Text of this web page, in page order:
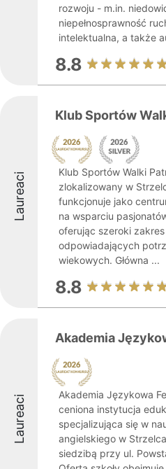
rozwoju - m.in.
niepełnosprawność
intelektualna, a także
8.8
Laureaci
Klub Sportów
Klub Sportów Walki
zlokalizowany w
funkcjonuje jako
na wsparciu
oferując szeroki
odpowiadających
wiekowych. Główna ...
8.8
Laureaci
Akademia
Akademia Językowa
ceniona instytucja
specjalizująca się w
angielskiego w
siedzibą przy ul.